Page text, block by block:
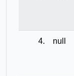
4. null